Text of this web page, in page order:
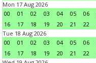
Mon 17 Aug 2026
00
01 02 03 04 05 06
16
17 18 19 20 21 22
Tue 18 Aug 2026
00
01 02 03 04 05 06
16
17 18 19 20 21 22